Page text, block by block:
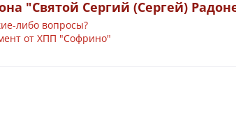
"Святой Сергий (Сергей)
либо вопросы?
от ХПП "Софрино"